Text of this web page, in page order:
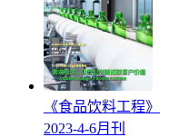
《食品饮料工程》
2023-4-6月刊